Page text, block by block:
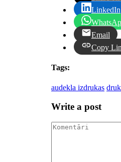
LinkedIn
Email
Copy
Tags:
audekla izdrukas
Write a post